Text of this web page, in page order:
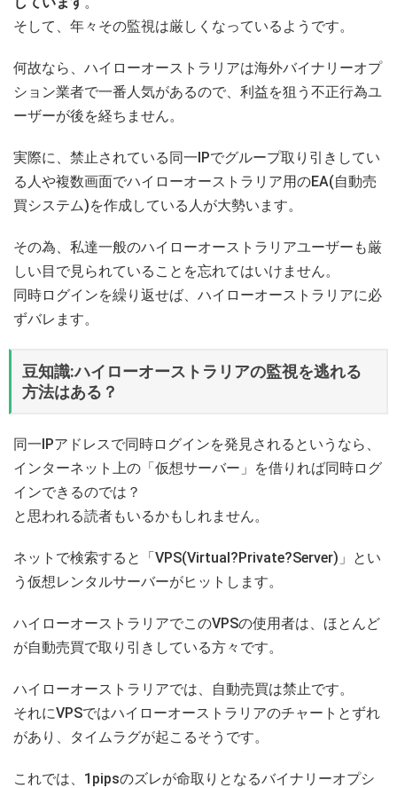
そして、年々その監視は厳しくなっているようです。
何故なら、ハイローオーストラリアは海外バイナリーオプ
ション業者で一番人気があるので、利益を狙う不正行為ユ
ーザーが後を経ちません。
実際に、禁止されている同一IPでグループ取り引きしてい
る人や複数画面でハイローオーストラリア用のEA(自動売
買システム)を作成している人が大勢います。
その為、私達一般のハイローオーストラリアユーザーも厳
しい目で見られていることを忘れてはいけません。
同時ログインを繰り返せば、ハイローオーストラリアに必
ずバレます。
豆知識:ハイローオーストラリアの監視を逃れる
方法はある？
同一IPアドレスで同時ログインを発見されるというなら、
インターネット上の「仮想サーバー」を借りれば同時ログ
インできるのでは？
と思われる読者もいるかもしれません。
ネットで検索すると「VPS(Virtual?Private?Server)」とい
う仮想レンタルサーバーがヒットします。
ハイローオーストラリアでこのVPSの使用者は、ほとんど
が自動売買で取り引きしている方々です。
ハイローオーストラリアでは、自動売買は禁止です。
それにVPSではハイローオーストラリアのチャートとずれ
があり、タイムラグが起こるそうです。
これでは、1pipsのズレが命取りとなるバイナリーオプシ